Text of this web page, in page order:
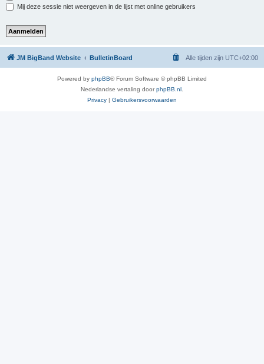
Mij deze sessie niet weergeven in de lijst met online gebruikers
JM BigBand Website BulletinBoard Alle tijden zijn UTC+02:00
Powered by phpBB® Forum Software © phpBB Limited
Nederlandse vertaling doorphpBB.nl.
Privacy | Gebruikersvoorwaarden